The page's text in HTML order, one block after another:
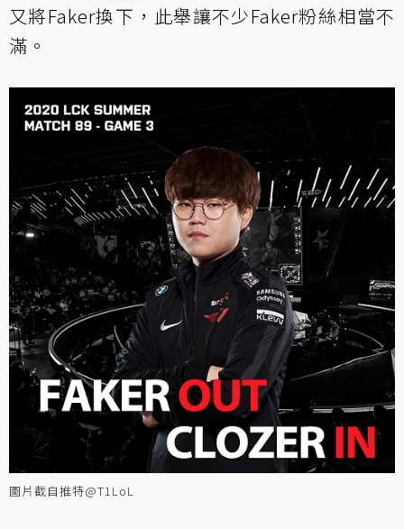
又將Faker換下，此舉讓不少Faker粉絲相當不
滿。
圖片截自推特@T1LoL